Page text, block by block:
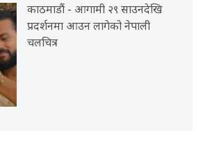
काठमाडौं - आगामी २९ साउनदेखि
प्रदर्शनमा आउन लागेको नेपाली
चलचित्र